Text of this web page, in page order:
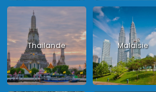
Thailande Malaisie